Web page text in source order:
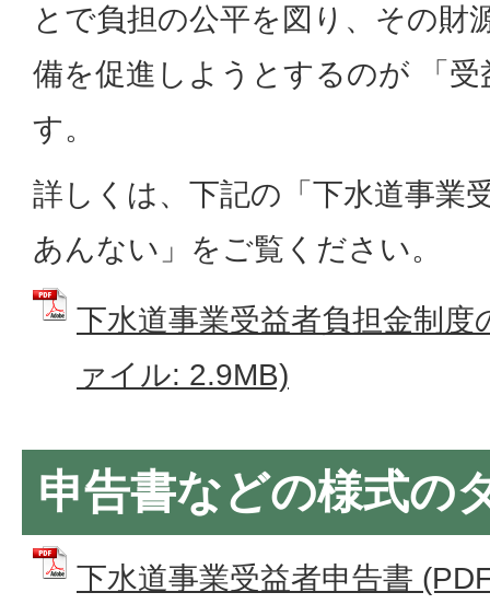
とで負担の公平を図り、その財
備を促進しようとするのが 「受
す。
詳しくは、下記の「下水道事業
あんない」をご覧ください。
下水道事業受益者負担金制
ァイル: 2.9MB)
申告書などの様式の
下水道事業受益者申告書